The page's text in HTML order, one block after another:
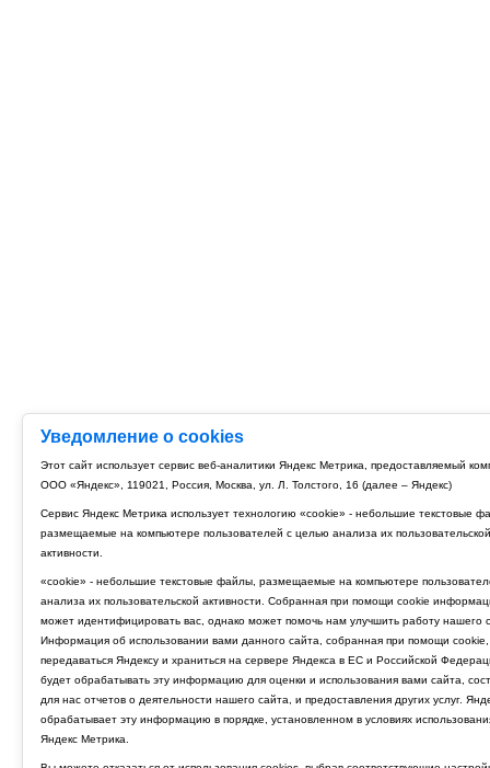
Уведомление о cookies
Этот сайт использует сервис веб-аналитики Яндекс Метрика, предоставляемый
ООО «Яндекс», 119021, Россия, Москва, ул. Л. Толстого, 16 (далее – Яндекс)
Сервис Яндекс Метрика использует технологию «cookie» - небольшие текстовые
размещаемые на компьютере пользователей с целью анализа их пользовательской
активности.
«cookie» - небольшие текстовые файлы, размещаемые на компьютере
анализа их пользовательской активности. Собранная при помощи cookie
может идентифицировать вас, однако может помочь нам улучшить работу нашего
Информация об использовании вами данного сайта, собранная при помощи cookie,
передаваться Яндексу и храниться на сервере Яндекса в ЕС и Российской
будет обрабатывать эту информацию для оценки и использования вами сайта,
для нас отчетов о деятельности нашего сайта, и предоставления других услуг.
обрабатывает эту информацию в порядке, установленном в условиях
Яндекс Метрика.